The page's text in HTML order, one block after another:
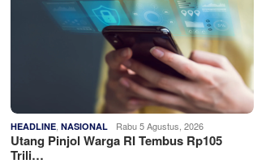
HEADLINE ,NASIONAL Rabu 5 Agustus, 2026
Utang Pinjol Warga RI Tembus Rp105
Trili…